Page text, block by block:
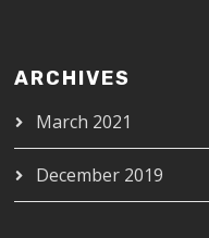
ARCHIVES
March 2021
December 2019